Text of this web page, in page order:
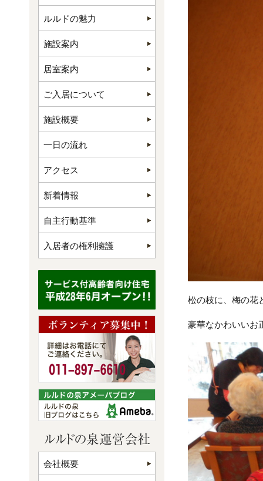
松の枝に、梅の花
豪華なかわいいお
ルルドの魅力
施設案内
居室案内
ご入居について
施設概要
一日の流れ
アクセス
新着情報
自主行動基準
入居者の権利擁護
会社概要